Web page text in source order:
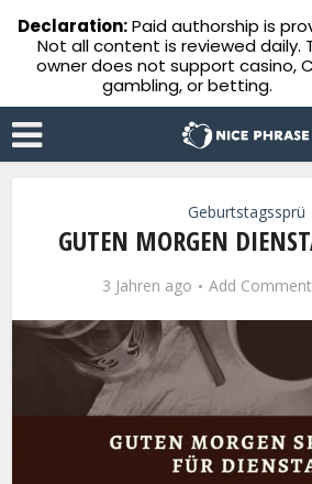
Geburtstagssprü
GUTEN MORGEN
3 Jahren ago Add Comment
Declaration:Paid authorship is
Not all content is reviewed daily.
owner does not support casino,
gambling, or betting.